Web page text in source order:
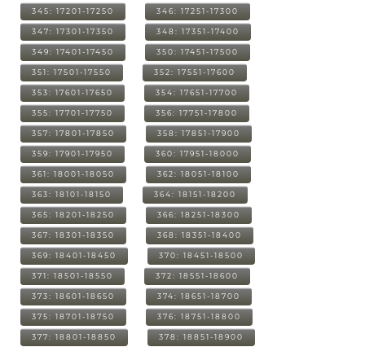
345: 17201-17250 346: 17251-17300
347: 17301-17350 348: 17351-17400
349: 17401-17450 350: 17451-17500
351: 17501-17550 352: 17551-17600
353: 17601-17650 354: 17651-17700
355: 17701-17750 356: 17751-17800
357: 17801-17850 358: 17851-17900
359: 17901-17950 360: 17951-18000
361: 18001-18050 362: 18051-18100
363: 18101-18150 364: 18151-18200
365: 18201-18250 366: 18251-18300
367: 18301-18350 368: 18351-18400
369: 18401-18450 370: 18451-18500
371: 18501-18550 372: 18551-18600
373: 18601-18650 374: 18651-18700
375: 18701-18750 376: 18751-18800
377: 18801-18850 378: 18851-18900